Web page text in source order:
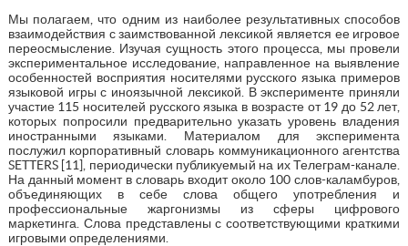
Мы полагаем, что одним из наиболее результативных способов
взаимодействия с заимствованной лексикой является ее игровое
переосмысление. Изучая сущность этого процесса, мы провели
экспериментальное исследование, направленное на выявление
особенностей восприятия носителями русского языка примеров
языковой игры с иноязычной лексикой. В эксперименте приняли
участие 115 носителей русского языка в возрасте от 19 до 52 лет,
которых попросили предварительно указать уровень владения
иностранными языками. Материалом для эксперимента
послужил корпоративный словарь коммуникационного агентства
SETTERS [11], периодически публикуемый на их Телеграм-канале.
На данный момент в словарь входит около 100 слов-каламбуров,
объединяющих в себе слова общего употребления и
профессиональные жаргонизмы из сферы цифрового
маркетинга. Слова представлены с соответствующими краткими
игровыми определениями.